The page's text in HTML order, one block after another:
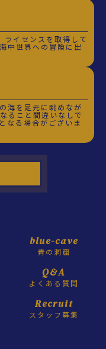
ライセンスを取得して
中世界への冒険に出
海を足元に眺めなが
ること間違いなしで
なる場合がございま
blue-cave
青の洞窟
Q&A
よくある質問
Recruit
スタッフ募集